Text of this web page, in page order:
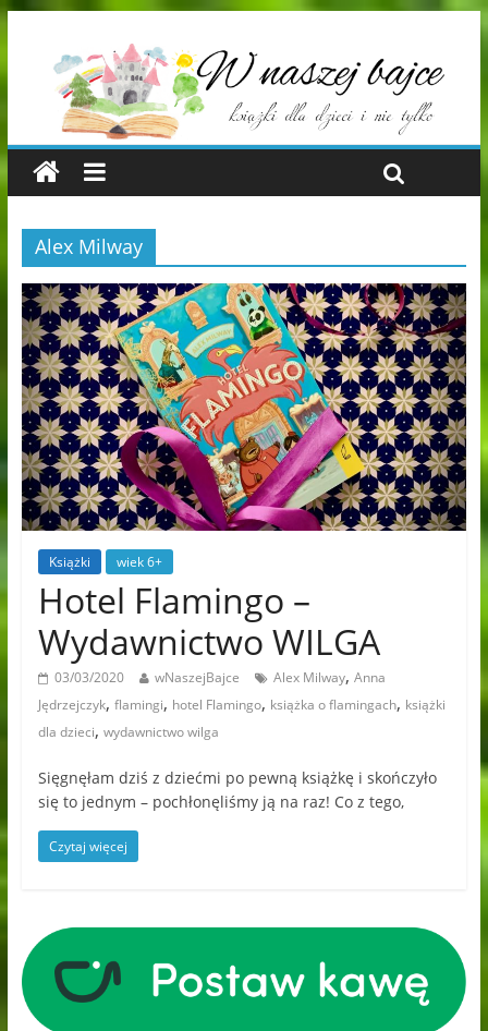
Alex Milway
Książki wiek 6+
Hotel Flamingo –
Wydawnictwo WILGA
03/03/2020 wNaszejBajce Alex Milway, Anna
Jędrzejczyk, flamingi, hotel Flamingo, książka o flamingach, książki
dla dzieci, wydawnictwo wilga
Sięgnęłam dziś z dziećmi po pewną książkę i skończyło
się to jednym – pochłonęliśmy ją na raz! Co z tego,
Czytaj więcej